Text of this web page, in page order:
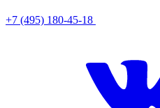
+7 (495) 180-45-18